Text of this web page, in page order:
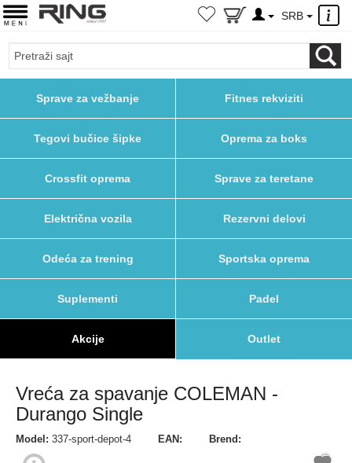
×
SRB
Sprave za vežbanje Fitnes rekviziti
Tegovi bučice šipke Oprema za boks
Crossfit oprema Sprave za teretane
Električna vozila Rezervni delovi
Odeća za trening Sportska oprema
Suplementi Padel
Akcije Outlet
Vreća za spavanje COLEMAN -
Durango Single
Model: 337-sport-depot-4 EAN: Brend: